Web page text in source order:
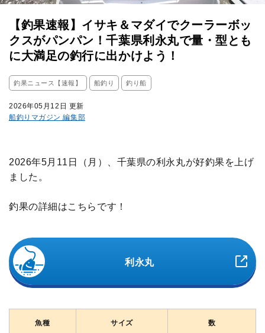
【釣果速報】イサキ＆マダイでクーラーボッ
クスがパンパン！千葉県利永丸で量・型とも
に大満足の釣行に出かけよう！
釣果ニュース【速報】 船釣り 釣り船
2026年05月12日 更新
船釣りマガジン 編集部
2026年5月11日（月）、千葉県の利永丸が好釣果を上げ
ました。
釣果の詳細はこちらです！
利永丸
魚種 サイズ 数